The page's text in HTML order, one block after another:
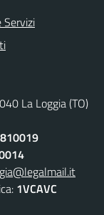
La Loggia (TO)
1VCAVC